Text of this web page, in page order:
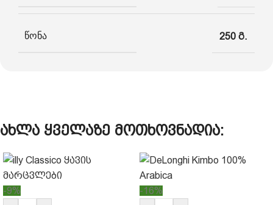
წონა 250 გ.
ახლა ყველაზე მოთხოვნადია:
-9%
-16%